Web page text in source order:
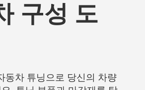
구성 도
동차 튜닝으로 당신의 차량